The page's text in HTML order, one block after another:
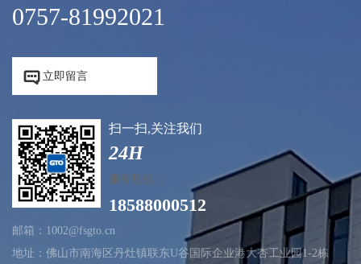
0757-81992021
 立即留言
扫一扫,关注我们
24H
服务热线：
18588000512
邮箱：1002@fsgto.cn
地址：佛山市南海区丹灶镇联东U谷国际企业港大杏工业园1-2栋